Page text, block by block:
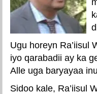
Ugu horeyn Ra’iisul
iyo qarabadii ay ka
Alle uga baryayaa
Sidoo kale, Ra’iisul